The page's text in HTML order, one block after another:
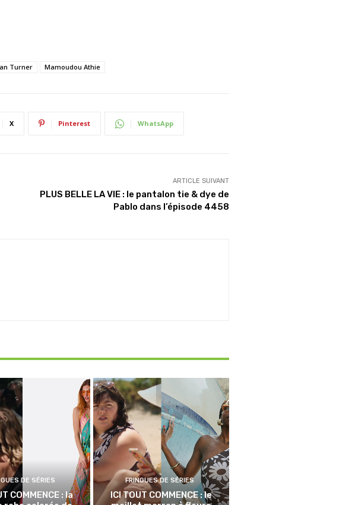
Turner Mamoudou Athie
X Pinterest WhatsApp
ARTICLE SUIVANT
PLUS BELLE LA VIE : le pantalon tie & dye de
Pablo dans l’épisode 4458
DE SÉRIES
COMMENCE : la
FRINGUES DE SÉRIES
ICI TOUT COMMENCE : le